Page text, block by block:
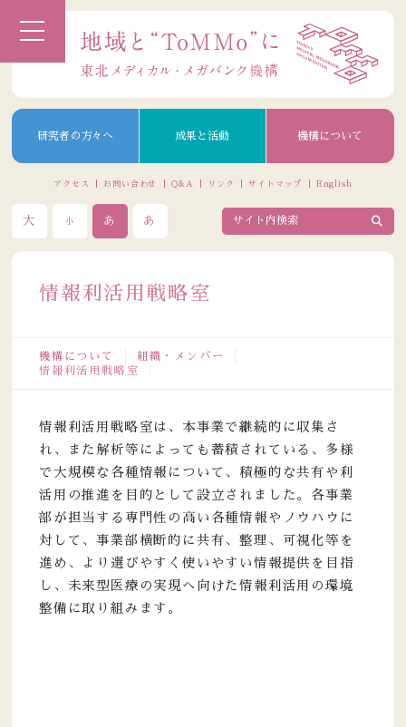
研究者の方々へ 成果と活動 機構について
アクセス お問い合わせ Q&A リンク サイトマップ English
大 小 あ あ
情報利活用戦略室
機構について
組織・メンバー
情報利活用戦略室
情報利活用戦略室は、本事業で継続的に収集さ
れ、また解析等によっても蓄積されている、多様
で大規模な各種情報について、積極的な共有や利
活用の推進を目的として設立されました。各事業
部が担当する専門性の高い各種情報やノウハウに
対して、事業部横断的に共有、整理、可視化等を
進め、より選びやすく使いやすい情報提供を目指
し、未来型医療の実現へ向けた情報利活用の環境
整備に取り組みます。